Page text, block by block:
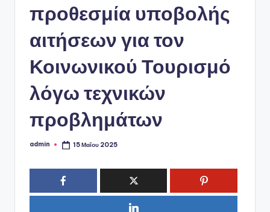
προθεσμία υποβολής
αιτήσεων για τον
Κοινωνικού Τουρισμό
λόγω τεχνικών
προβλημάτων
Συγγραφέας:
admin 15 Μαΐου 2025